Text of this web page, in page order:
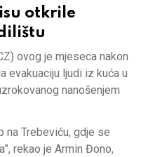
otkrile
ovog je mjeseca nakon
evakuaciju ljudi iz kuća u
nanošenjem
na Trebeviću, gdje se
rekao je Armin Đono,